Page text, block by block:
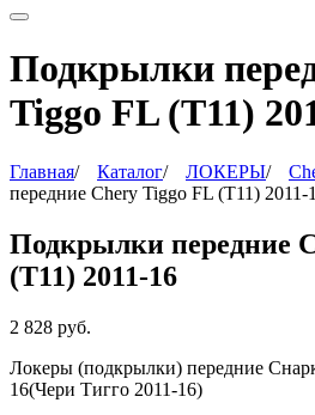
Подкрылки
Tiggo FL (T11)
Главная/ Каталог/ ЛОКЕРЫ/
передние Chery Tiggo FL (T11) 2011-
Подкрылки передние
(T11) 2011-16
2 828 руб.
Локеры (подкрылки) передние
16(Чери Тигго 2011-16)